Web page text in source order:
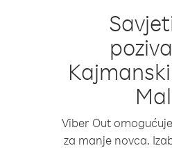
Viber Out
za manje novca.